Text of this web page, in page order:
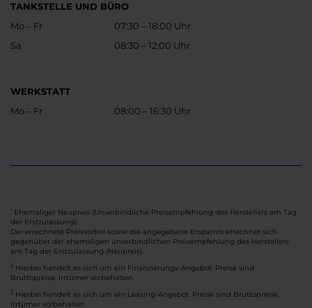
TANKSTELLE UND BÜRO
Mo – Fr
Sa
07:30 – 18:00 Uhr
08:30 – 12:00 Uhr
WERKSTATT
Mo – Fr
08:00 – 16:30 Uhr
Ehemaliger Neupreis (Unverbindliche Preisempfehlung des Herstellers am Tag
der Erstzulassung).
Der errechnete Preisvorteil sowie die angegebene Ersparnis errechnet sich
gegenüber der ehemaligen unverbindlichen Preisempfehlung des Herstellers
am Tag der Erstzulassung (Neupreis).
2 Hierbei handelt es sich um ein Finanzierungs-Angebot. Preise sind
Bruttopreise. Irrtümer vorbehalten.
3 Hierbei handelt es sich um ein Leasing-Angebot. Preise sind Bruttopreise.
Irrtümer vorbehalten.